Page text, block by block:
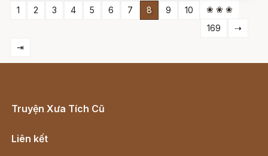
1 2 3 4 5 6 7 8 9 10
❀ ❀ ❀
169
⇢
⇥
Truyện Xưa Tích Cũ
Liên kết